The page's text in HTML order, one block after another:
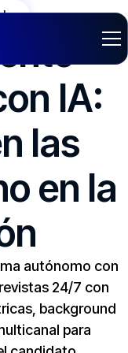
IA:
las
en la
autónomo con
24/7 con
background
para